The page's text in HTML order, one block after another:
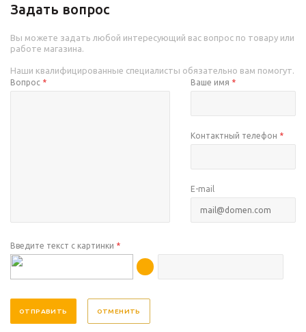
Задать вопрос
Вы можете задать любой интересующий вас вопрос по товару или
работе магазина.
Наши квалифицированные специалисты обязательно вам помогут.
Вопрос * Ваше имя *
Контактный телефон *
E-mail
Введите текст с картинки *
ОТМЕНИТЬ